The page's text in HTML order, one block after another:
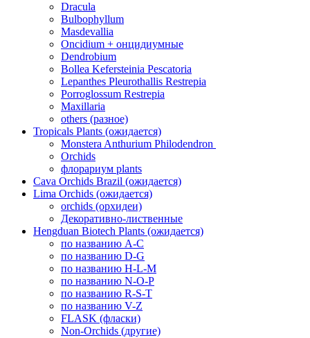
Dracula
Bulbophyllum
Masdevallia
Oncidium + онцидиумные
Dendrobium
Bollea Kefersteinia Pescatoria
Lepanthes Pleurothallis Restrepia
Porroglossum Restrepia
Maxillaria
others (разное)
Tropicals Plants (ожидается)
​​​​​​​Monstera Anthurium Philodendron
Orchids
флорариум plants
Cava Orchids Brazil (ожидается)
Lima Orchids (ожидается)
orchids (орхидеи)
Декоративно-лиственные
Hengduan Biotech Plants (ожидается)
по названию A-C
по названию D-G
по названию H-L-M
по названию N-O-P
по названию R-S-T
по названию V-Z
FLASK (фласки)
Non-Orchids (другие)